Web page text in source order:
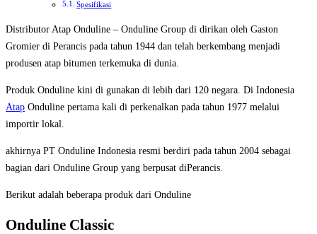
Spesifikasi
Distributor Atap Onduline – Onduline Group di dirikan oleh Gaston
Gromier di Perancis pada tahun 1944 dan telah berkembang menjadi
produsen atap bitumen terkemuka di dunia.
Produk Onduline kini di gunakan di lebih dari 120 negara. Di Indonesia
Atap Onduline pertama kali di perkenalkan pada tahun 1977 melalui
importir lokal.
akhirnya PT Onduline Indonesia resmi berdiri pada tahun 2004 sebagai
bagian dari Onduline Group yang berpusat diPerancis.
Berikut adalah beberapa produk dari Onduline
Onduline Classic